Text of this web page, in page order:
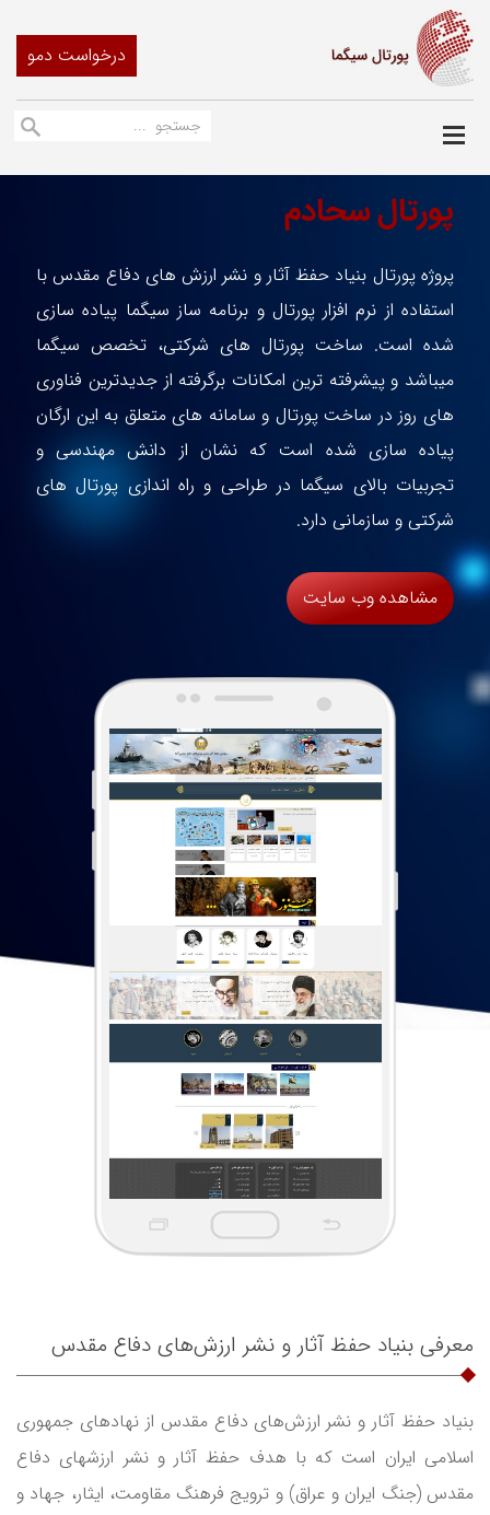
درخواست دمو
پورتال سحادم
پروژه پورتال بنیاد حفظ آثار و نشر ارزش های دفاع مقدس با
استفاده از نرم افزار پورتال و برنامه ساز سیگما پیاده سازی
شده است. ساخت پورتال های شرکتی، تخصص سیگما
میباشد و پیشرفته ترین امکانات برگرفته از جدیدترین فناوری
های روز در ساخت پورتال و سامانه های متعلق به این ارگان
پیاده سازی شده است که نشان از دانش مهندسی و
تجربیات بالای سیگما در طراحی و راه اندازی پورتال های
شرکتی و سازمانی دارد.
مشاهده وب سایت
معرفی بنیاد حفظ آثار و نشر ارزش‌های دفاع مقدس
بنیاد حفظ آثار و نشر ارزش‌های دفاع مقدس از نهادهای جمهوری
اسلامی ایران است که با هدف حفظ آثار و نشر ارزشهای دفاع
مقدس (جنگ ایران و عراق) و ترویج فرهنگ مقاومت، ایثار، جهاد و